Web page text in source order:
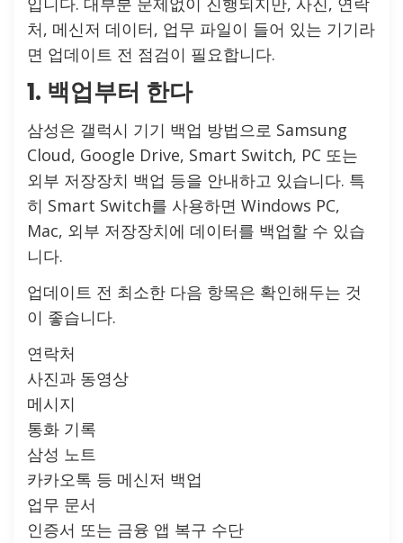
처, 메신저 데이터, 업무 파일이 들어 있는 기기라
면 업데이트 전 점검이 필요합니다.
1. 백업부터 한다
삼성은 갤럭시 기기 백업 방법으로 Samsung
Cloud, Google Drive, Smart Switch, PC 또는
외부 저장장치 백업 등을 안내하고 있습니다. 특
히 Smart Switch를 사용하면 Windows PC,
Mac, 외부 저장장치에 데이터를 백업할 수 있습
니다.
업데이트 전 최소한 다음 항목은 확인해두는 것
이 좋습니다.
연락처
사진과 동영상
메시지
통화 기록
삼성 노트
카카오톡 등 메신저 백업
업무 문서
인증서 또는 금융 앱 복구 수단